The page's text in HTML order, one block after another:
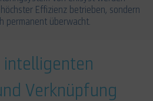
Effizienz betrieben, sondern
permanent überwacht.
Verknüpfung